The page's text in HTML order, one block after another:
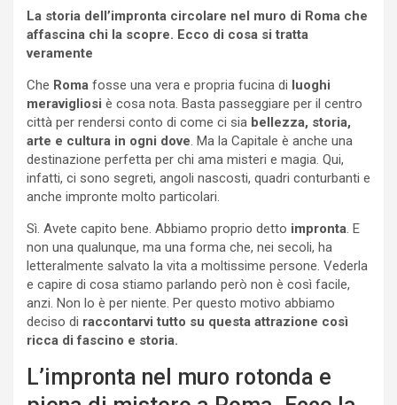
La storia dell’impronta circolare nel muro di Roma che
affascina chi la scopre. Ecco di cosa si tratta
veramente
Che Roma fosse una vera e propria fucina di luoghi
meravigliosi è cosa nota. Basta passeggiare per il centro
città per rendersi conto di come ci sia bellezza, storia,
arte e cultura in ogni dove. Ma la Capitale è anche una
destinazione perfetta per chi ama misteri e magia. Qui,
infatti, ci sono segreti, angoli nascosti, quadri conturbanti e
anche impronte molto particolari.
Sì. Avete capito bene. Abbiamo proprio detto impronta. E
non una qualunque, ma una forma che, nei secoli, ha
letteralmente salvato la vita a moltissime persone. Vederla
e capire di cosa stiamo parlando però non è così facile,
anzi. Non lo è per niente. Per questo motivo abbiamo
deciso di raccontarvi tutto su questa attrazione così
ricca di fascino e storia.
L’impronta nel muro rotonda e